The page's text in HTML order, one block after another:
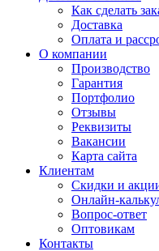
Как сделать
Доставка
Оплата и
О компании
Производство
Гарантия
Портфолио
Отзывы
Реквизиты
Вакансии
Карта сайта
Клиентам
Скидки и
Онлайн-
Вопрос-ответ
Оптовикам
Контакты